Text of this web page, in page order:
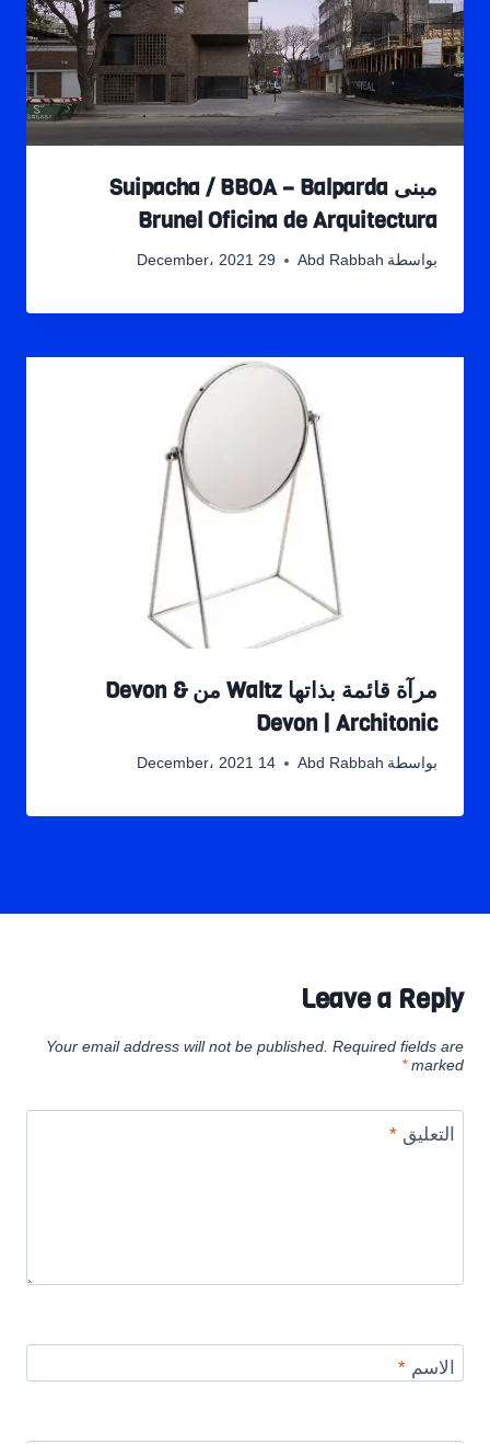
مبنى Suipacha / BBOA – Balparda
Brunel Oficina de Arquitectura
بواسطة Abd Rabbah 29 December، 2021
مرآة قائمة بذاتها Waltz من Devon &
Devon | Architonic
بواسطة Abd Rabbah 14 December، 2021
Leave a Reply
Your email address will not be published. Required fields are
marked
*
التعليق*
الاسم*